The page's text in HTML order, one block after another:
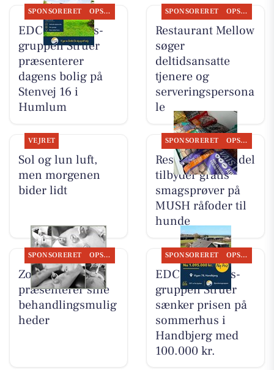
SPONSORERET OPSLAGSTAVLEN
EDC Ejen­doms­
grup­pen Struer
præsenterer
dagens bolig på
Stenvej 16 i
Humlum
SPONSORERET OPSLAGSTAVLEN
Restaurant Mellow
søger
deltidsansatte
tjenere og
serveringspersona
le
VEJRET
Sol og lun luft,
men morgenen
bider lidt
SPONSORERET OPSLAGSTAVLEN
Resen Landhandel
tilbyder gratis
smagsprøver på
MUSH råfoder til
hunde
SPONSORERET OPSLAGSTAVLEN
Zones By Gitte
præsenterer sine
behandlingsmulig
heder
SPONSORERET OPSLAGSTAVLEN
EDC Ejen­doms­
grup­pen Struer
sænker prisen på
sommerhus i
Handbjerg med
100.000 kr.